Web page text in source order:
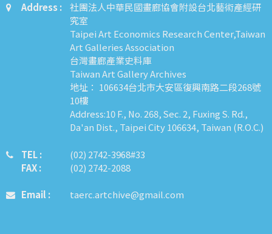
Address :
社團法人中華民國畫廊協會附設台北藝術產經研
究室
Taipei Art Economics Research Center,Taiwan
Art Galleries Association
台灣畫廊產業史料庫
Taiwan Art Gallery Archives
地址： 106634台北市大安區復興南路二段268號
10樓
Address:10 F., No. 268, Sec. 2, Fuxing S. Rd.,
Da'an Dist., Taipei City 106634, Taiwan (R.O.C.)
TEL :
FAX :
​​​​(02) 2742-3968#33
(02) 2742-2088
Email : taerc.artchive@gmail.com